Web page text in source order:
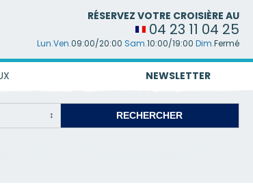
RÉSERVEZ VOTRE CROISIÈRE AU
04 23 11 04 25
Lun.Ven.09:00/20:00 Sam.10:00/19:00 Dim.Fermé
NEWSLETTER